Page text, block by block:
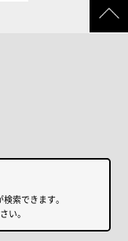
索できます。
い。